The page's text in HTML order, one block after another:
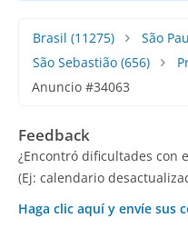
Brasil (11275) São
São Sebastião (656)
Anuncio #34063
Feedback
¿Encontró dificultades con
(Ej: calendario
Haga clic aquí y envíe sus